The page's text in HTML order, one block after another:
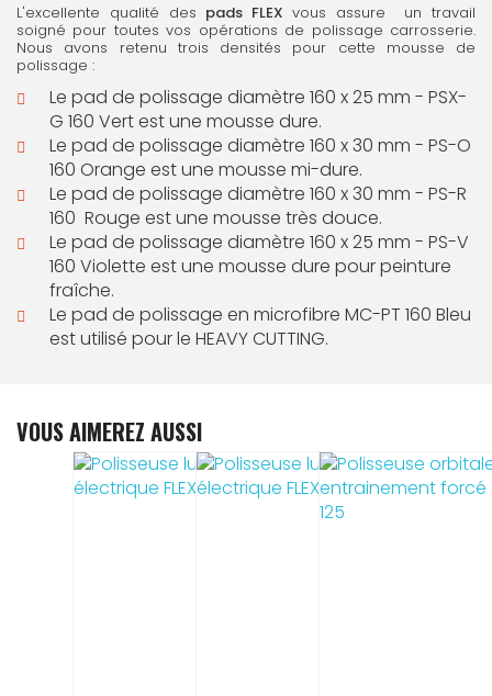
L'excellente qualité des pads FLEX vous assure
un travail
soigné pour toutes vos opérations de polissage carrosserie.
Nous avons retenu trois densités pour cette mousse de
polissage :
Le pad de polissage diamètre 160 x 25 mm - PSX-
G 160 Vert est une mousse dure.
Le pad de polissage diamètre 160 x 30 mm - PS-O
160 Orange est une mousse mi-dure.
Le pad de polissage diamètre 160 x 30 mm - PS-R
160 Rouge est une mousse très douce.
Le pad de polissage diamètre 160 x 25 mm - PS-V
160 Violette est une mousse dure pour peinture
fraîche.
Le pad de polissage en microfibre MC-PT 160 Bleu
est utilisé pour le HEAVY CUTTING.
VOUS AIMEREZ AUSSI